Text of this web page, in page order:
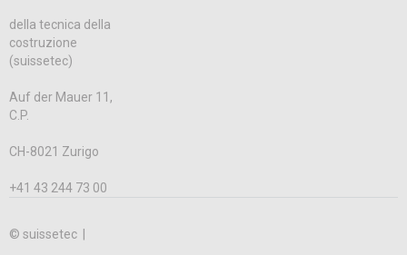
della tecnica della
costruzione
(suissetec)
Auf der Mauer 11,
C.P.
CH-8021 Zurigo
+41 43 244 73 00
© suissetec |